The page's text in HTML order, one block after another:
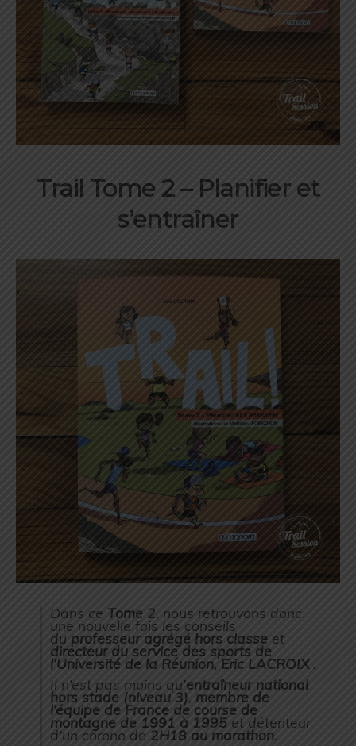
Trail Tome 2 – Planifier et
s’entraîner
Dans ce Tome 2, nous retrouvons donc
une nouvelle fois les conseils
du professeur agrégé hors classe et
directeur du service des sports de
l’Université de la Réunion, Eric LACROIX.
Il n’est pas moins qu’entraîneur national
hors stade (niveau 3), membre de
l’équipe de France de course de
montagne de 1991 à 1995 et détenteur
d’un chrono de 2H18 au marathon.